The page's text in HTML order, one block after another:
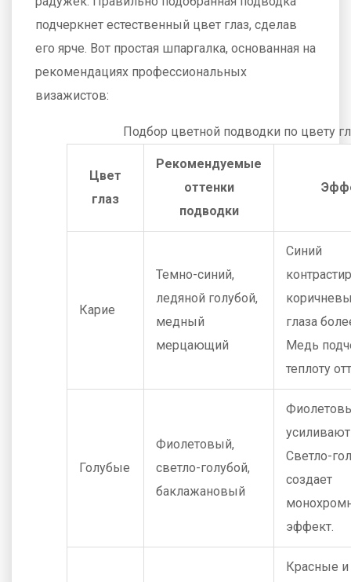
подчеркнет естественный цвет глаз, сделав
его ярче. Вот простая шпаргалка, основанная на
рекомендациях профессиональных
визажистов:
Подбор цветной подводки по цвету
Цвет
глаз
Рекомендуемые
оттенки
подводки
Карие
Темно-синий,
ледяной голубой,
медный
мерцающий
Синий
глаза
Медь
теплоту
Голубые
Фиолетовый,
светло-голубой,
баклажановый
Светло-
создает
эффект.
Красные и